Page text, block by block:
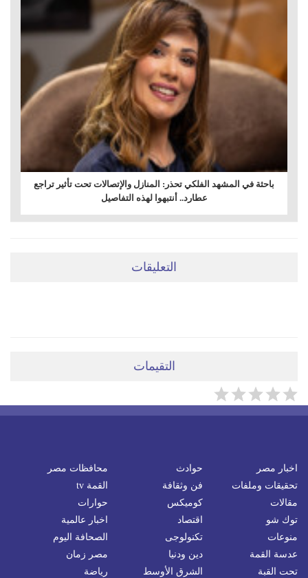
باحثة في المشهد الفلكي تحذر: المنازل والإتصالات تحت تأثير تراجع
عطارد.. أنتبهوا لهذه التفاصيل
التعليقات
التقيمات
اخبار مصر حوادث
محافظات مصر
تحقيقات وملفات
فن وثقافة
القمة tv
مقالات
كوميكس
حوارات
توك شو
اقتصاد
اخبار عالمية
منوعات
تكنولوجى
الصحافة اليوم
عدسة القمة
دين ودنيا
مصر زمان
تحت القبة
الشرق الأوسط رياضة